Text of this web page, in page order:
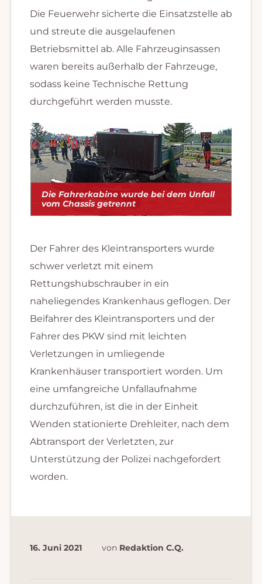
Die Feuerwehr sicherte die Einsatzstelle ab
und streute die ausgelaufenen
Betriebsmittel ab. Alle Fahrzeuginsassen
waren bereits außerhalb der Fahrzeuge,
sodass keine Technische Rettung
durchgeführt werden musste.
Die Fahrerkabine wurde bei dem Unfall
vom Chassis getrennt
Der Fahrer des Kleintransporters wurde
schwer verletzt mit einem
Rettungshubschrauber in ein
naheliegendes Krankenhaus geflogen. Der
Beifahrer des Kleintransporters und der
Fahrer des PKW sind mit leichten
Verletzungen in umliegende
Krankenhäuser transportiert worden. Um
eine umfangreiche Unfallaufnahme
durchzuführen, ist die in der Einheit
Wenden stationierte Drehleiter, nach dem
Abtransport der Verletzten, zur
Unterstützung der Polizei nachgefordert
worden.
16. Juni 2021 von Redaktion C.Q.